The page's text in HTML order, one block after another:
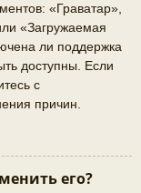
«Граватар»,
«Загружаемая
ли поддержка
доступны. Если
с
причин.
его?